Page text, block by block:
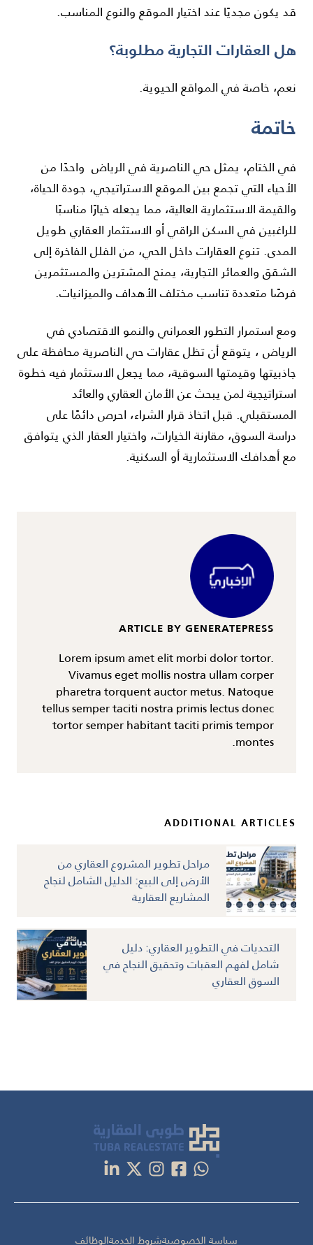
قد يكون مجديًا عند اختيار الموقع والنوع المناسب.
هل العقارات التجارية مطلوبة؟
نعم، خاصة في المواقع الحيوية.
خاتمة
في الختام، يمثل حي الناصرية في الرياض واحدًا من
الأحياء التي تجمع بين الموقع الاستراتيجي، جودة الحياة،
والقيمة الاستثمارية العالية، مما يجعله خيارًا مناسبًا
للراغبين في السكن الراقي أو الاستثمار العقاري طويل
المدى. تنوع العقارات داخل الحي، من الفلل الفاخرة إلى
الشقق والعمائر التجارية، يمنح المشترين والمستثمرين
فرصًا متعددة تناسب مختلف الأهداف والميزانيات.
ومع استمرار التطور العمراني والنمو الاقتصادي في
الرياض ، يتوقع أن تظل عقارات حي الناصرية محافظة على
جاذبيتها وقيمتها السوقية، مما يجعل الاستثمار فيه خطوة
استراتيجية لمن يبحث عن الأمان العقاري والعائد
المستقبلي. قبل اتخاذ قرار الشراء، احرص دائمًا على
دراسة السوق، مقارنة الخيارات، واختيار العقار الذي يتوافق
مع أهدافك الاستثمارية أو السكنية.
ARTICLE BY GENERATEPRESS
Lorem ipsum amet elit morbi dolor tortor.
Vivamus eget mollis nostra ullam corper
pharetra torquent auctor metus. Natoque
tellus semper taciti nostra primis lectus donec
tortor semper habitant taciti primis tempor
montes.
ADDITIONAL ARTICLES
مراحل تطوير المشروع العقاري من
الأرض إلى البيع: الدليل الشامل لنجاح
المشاريع العقارية
التحديات في التطوير العقاري: دليل
شامل لفهم العقبات وتحقيق النجاح في
السوق العقاري
سياسة الخصوصيةشروط الخدمةالوظائف